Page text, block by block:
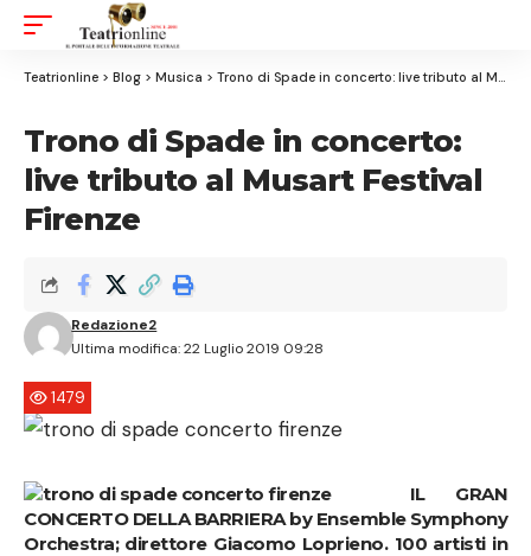
Resizer
Teatrionline > Blog > Musica > Trono di Spade in concerto: live tributo al Musart Festival Firenze
Trono di Spade in concerto:
live tributo al Musart Festival
Firenze
Ultima modifica: 22 Luglio 2019 09:28
Redazione2
1479
IL GRAN
CONCERTO DELLA BARRIERAby Ensemble Symphony
Orchestra; direttore Giacomo Loprieno. 100 artisti in